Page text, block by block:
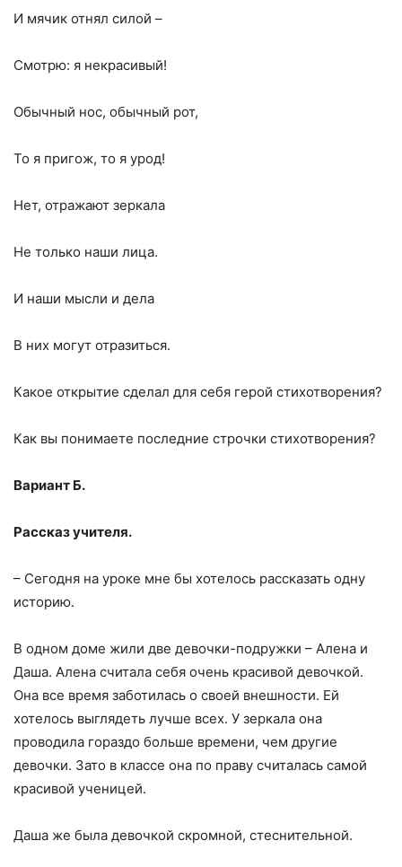
И мячик отнял силой –
Смотрю: я некрасивый!
Обычный нос, обычный рот,
То я пригож, то я урод!
Нет, отражают зеркала
Не только наши лица.
И наши мысли и дела
В них могут отразиться.
Какое открытие сделал для себя герой стихотворения?
Как вы понимаете последние строчки стихотворения?
Вариант Б.
Рассказ учителя.
– Сегодня на уроке мне бы хотелось рассказать одну
историю.
В одном доме жили две девочки-подружки – Алена и
Даша. Алена считала себя очень красивой девочкой.
Она все время заботилась о своей внешности. Ей
хотелось выглядеть лучше всех. У зеркала она
проводила гораздо больше времени, чем другие
девочки. Зато в классе она по праву считалась самой
красивой ученицей.
Даша же была девочкой скромной, стеснительной.